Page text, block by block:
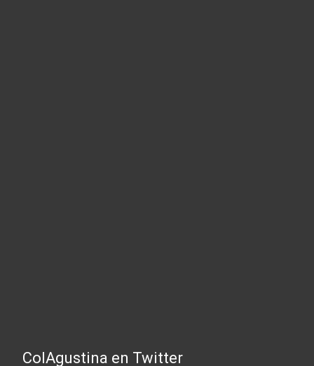
ColAgustina en Twitter